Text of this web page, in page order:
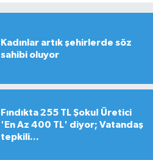
Kadınlar artık şehirlerde söz
sahibi oluyor
Fındıkta 255 TL Şoku! Üretici
'En Az 400 TL' diyor; Vatandaş
tepkili...